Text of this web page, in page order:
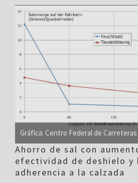
Gráfica: Centro Federal de
Ahorro de sal con
efectividad de deshielo y
adherencia a la calzada